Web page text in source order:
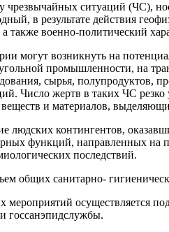
чрезвычайных ситуаций (ЧС),
в результате действия
также военно-политический
могут возникнуть на
промышленности, на
сырья, полупродуктов,
Число жертв в таких ЧС
и материалов,
людских контингентов,
функций, направленных
последствий.
общих санитарно-
мероприятий осуществляет­ся
госсанэпидслужбы.